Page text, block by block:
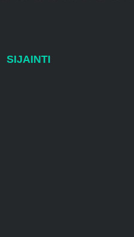
SIJAINTI